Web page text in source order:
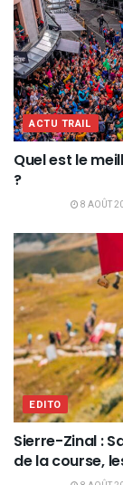
ACTU TRAIL
Quel est le
?
8 AOÛT
EDITO
Sierre-Zinal :
de la course,